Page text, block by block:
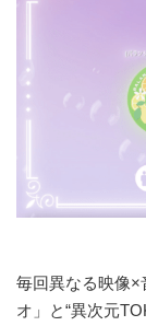
毎回異なる映像×
オ」と“異次元